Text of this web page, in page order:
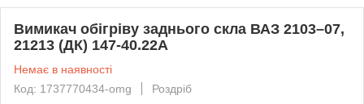
Вимикач обігріву заднього скла ВАЗ 2103–07,
21213 (ДК) 147-40.22A
Немає в наявності
Код: 1737770434-omg
Роздріб